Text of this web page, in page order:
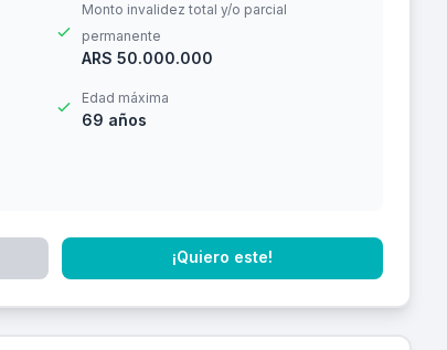
Monto invalidez total y/o parcial
permanente
ARS 50.000.000
Edad máxima
69 años
¡Quiero este!